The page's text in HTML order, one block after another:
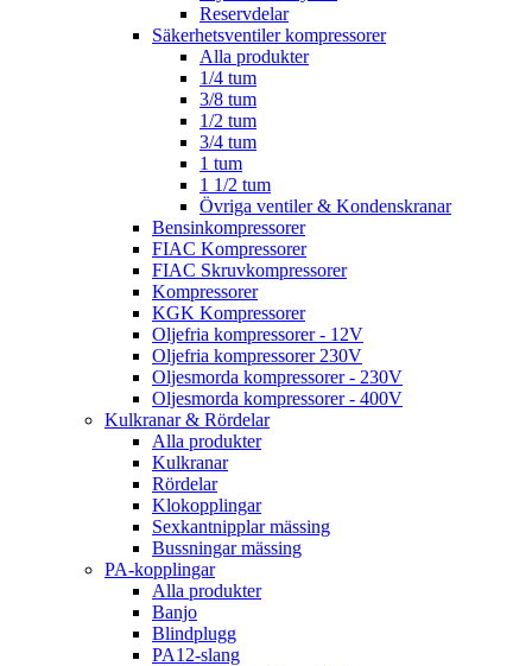
Reservdelar
Säkerhetsventiler kompressorer
Alla produkter
1/4 tum
3/8 tum
1/2 tum
3/4 tum
1 tum
1 1/2 tum
Övriga ventiler & Kondenskranar
Bensinkompressorer
FIAC Kompressorer
FIAC Skruvkompressorer
Kompressorer
KGK Kompressorer
Oljefria kompressorer - 12V
Oljefria kompressorer 230V
Oljesmorda kompressorer - 230V
Oljesmorda kompressorer - 400V
Kulkranar & Rördelar
Alla produkter
Kulkranar
Rördelar
Klokopplingar
Sexkantnipplar mässing
Bussningar mässing
PA-kopplingar
Alla produkter
Banjo
Blindplugg
PA12-slang